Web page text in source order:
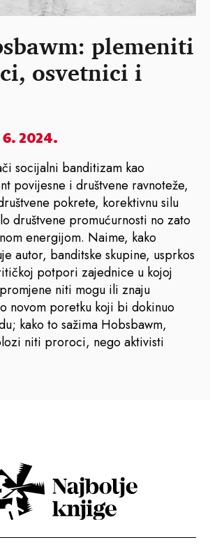
plemeniti
osvetnici i
6. 2024.
socijalni banditizam kao
povijesne i društvene ravnoteže,
pokrete, korektivnu silu
društvene promućurnosti no zato
energijom. Naime, kako
autor, banditske skupine, usprkos
potpori zajednice u kojoj
niti mogu ili znaju
novom poretku koji bi dokinuo
kako to sažima Hobsbawm,
niti proroci, nego aktivisti